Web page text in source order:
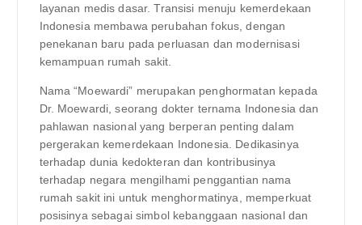
layanan medis dasar. Transisi menuju kemerdekaan
Indonesia membawa perubahan fokus, dengan
penekanan baru pada perluasan dan modernisasi
kemampuan rumah sakit.
Nama “Moewardi” merupakan penghormatan kepada
Dr. Moewardi, seorang dokter ternama Indonesia dan
pahlawan nasional yang berperan penting dalam
pergerakan kemerdekaan Indonesia. Dedikasinya
terhadap dunia kedokteran dan kontribusinya
terhadap negara mengilhami penggantian nama
rumah sakit ini untuk menghormatinya, memperkuat
posisinya sebagai simbol kebanggaan nasional dan